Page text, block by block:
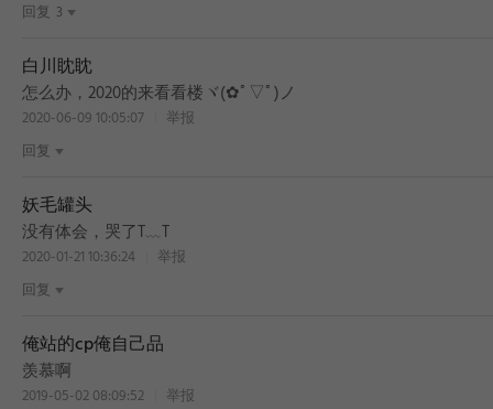
BEST
BEST
回复 3
白川眈眈
怎么办，2020的来看看楼ヾ(✿ﾟ▽ﾟ)ノ
2020-06-09 10:05:07
举报
回复
妖毛罐头
没有体会，哭了T﹏T
2020-01-21 10:36:24
举报
回复
俺站的cp俺自己品
羡慕啊
2019-05-02 08:09:52
举报